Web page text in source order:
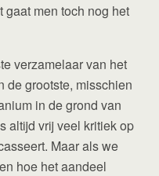
men toch nog het
verzamelaar van het
de grootste, misschien
in de grond van
altijd vrij veel kritiek op
Maar als we
hoe het aandeel